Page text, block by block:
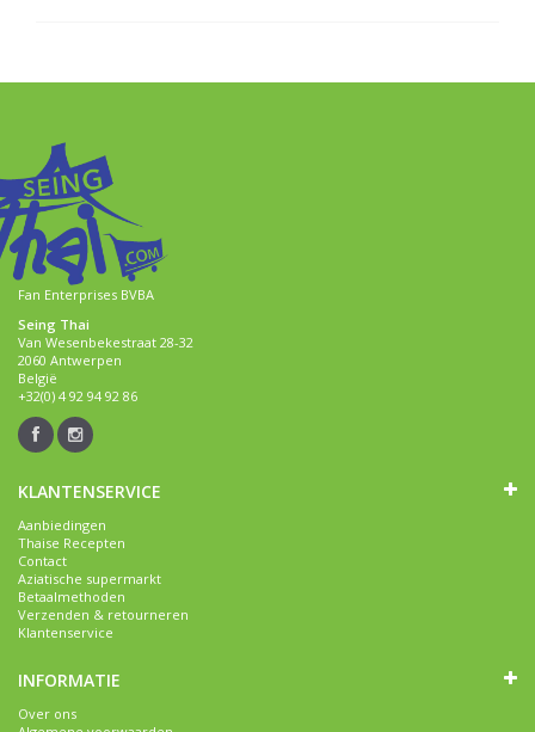
Fan Enterprises BVBA
Seing Thai
Van Wesenbekestraat 28-32
2060 Antwerpen
België
+32(0) 4 92 94 92 86
KLANTENSERVICE
Aanbiedingen
Thaise Recepten
Contact
Aziatische supermarkt
Betaalmethoden
Verzenden & retourneren
Klantenservice
INFORMATIE
Over ons